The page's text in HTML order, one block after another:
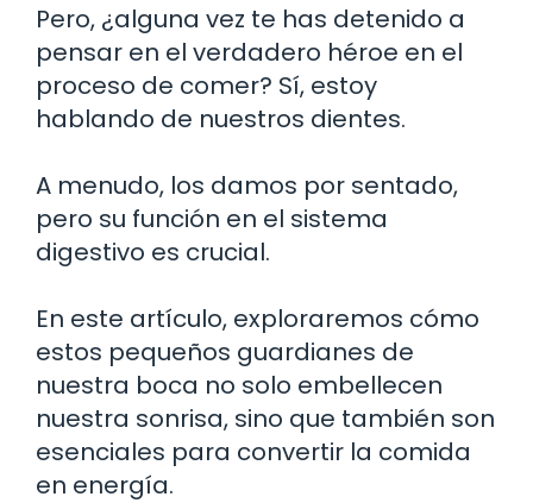
Pero, ¿alguna vez te has detenido a
pensar en el verdadero héroe en el
proceso de comer? Sí, estoy
hablando de nuestros dientes.
A menudo, los damos por sentado,
pero su función en el sistema
digestivo es crucial.
En este artículo, exploraremos cómo
estos pequeños guardianes de
nuestra boca no solo embellecen
nuestra sonrisa, sino que también son
esenciales para convertir la comida
en energía.